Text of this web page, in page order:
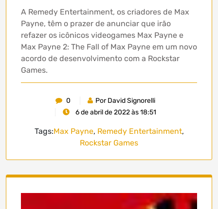
A Remedy Entertainment, os criadores de Max
Payne, têm o prazer de anunciar que irão
refazer os icônicos videogames Max Payne e
Max Payne 2: The Fall of Max Payne em um novo
acordo de desenvolvimento com a Rockstar
Games.
0
Por David Signorelli
6 de abril de 2022 às 18:51
Tags:Max Payne, Remedy Entertainment,
Rockstar Games